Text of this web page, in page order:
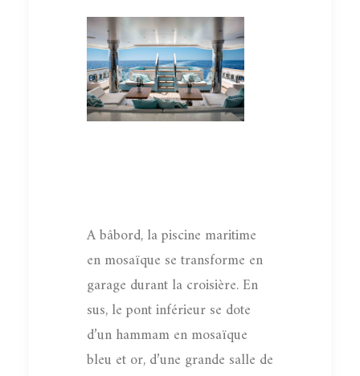
A bâbord, la piscine maritime
en mosaïque se transforme en
garage durant la croisière. En
sus, le pont inférieur se dote
d’un hammam en mosaïque
bleu et or, d’une grande salle de